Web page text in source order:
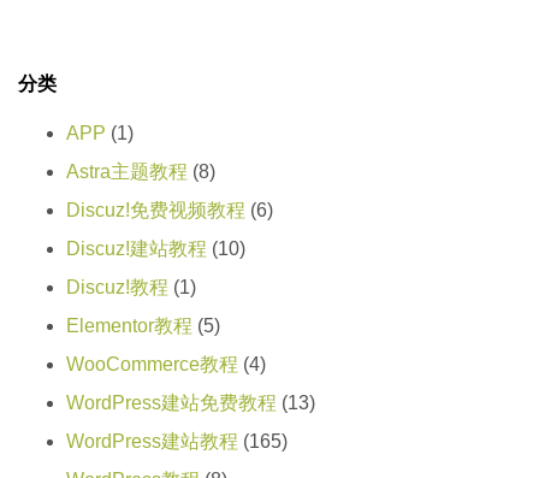
分类
APP (1)
Astra主题教程 (8)
Discuz!免费视频教程 (6)
Discuz!建站教程 (10)
Discuz!教程 (1)
Elementor教程 (5)
WooCommerce教程 (4)
WordPress建站免费教程 (13)
WordPress建站教程 (165)